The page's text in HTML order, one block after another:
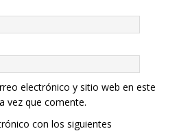
electrónico y sitio web en este
vez que comente.
con los siguientes